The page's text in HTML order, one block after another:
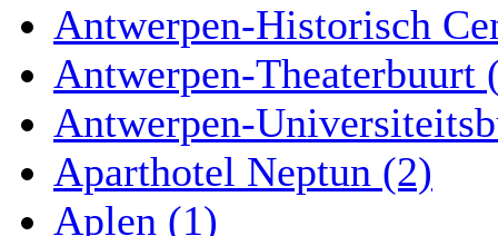
Antwerpen-Historisch
Antwerpen-Theaterbuurt
Antwerpen-
Aparthotel Neptun (2)
Aplen (1)